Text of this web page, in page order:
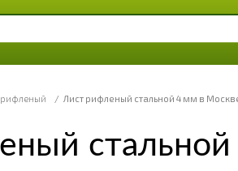
рифленый / Лист рифленый стальной 4 мм в